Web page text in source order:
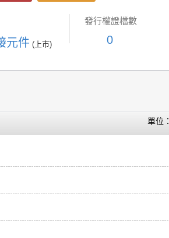
元件 (上市)
發行權證檔數
0
單位：